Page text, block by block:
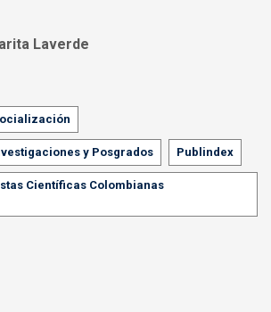
Laverde
y Posgrados Publindex
Científicas Colombianas